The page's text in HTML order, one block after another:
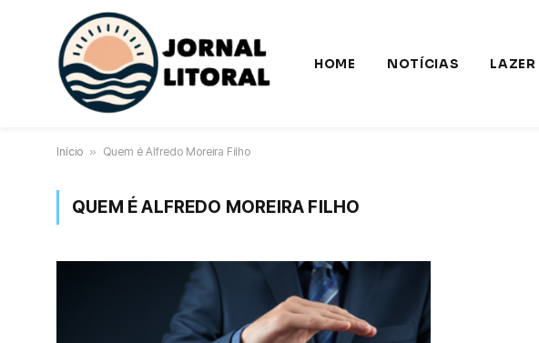
HOME NOTÍCIAS LAZER
Início » Quem é Alfredo Moreira Filho
QUEM É ALFREDO MOREIRA FILHO